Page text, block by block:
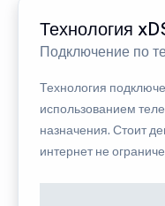
Технология
Подключение по
Технология
использованием
назначения. Стоит
интернет не